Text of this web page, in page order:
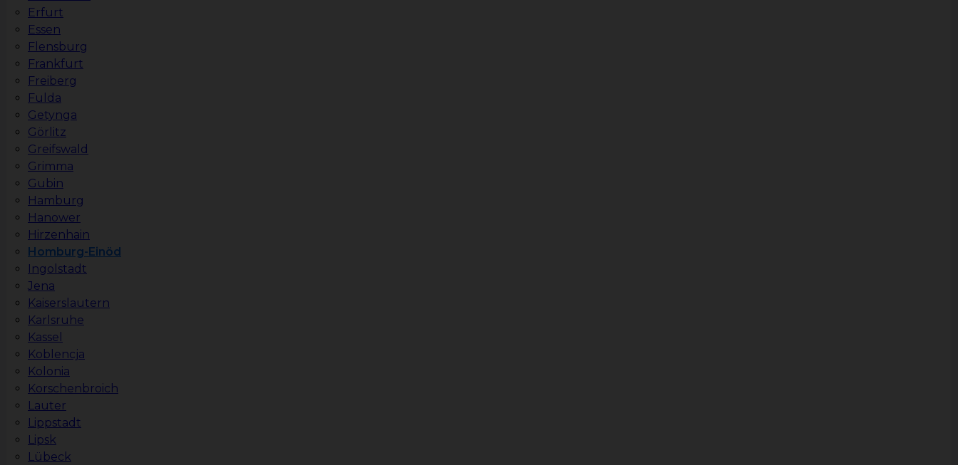
Erfurt
Essen
Flensburg
Frankfurt
Freiberg
Fulda
Getynga
Görlitz
Greifswald
Grimma
Gubin
Hamburg
Hanower
Hirzenhain
Homburg-Einöd
Ingolstadt
Jena
Kaiserslautern
Karlsruhe
Kassel
Koblencja
Kolonia
Korschenbroich
Lauter
Lippstadt
Lipsk
Lübeck